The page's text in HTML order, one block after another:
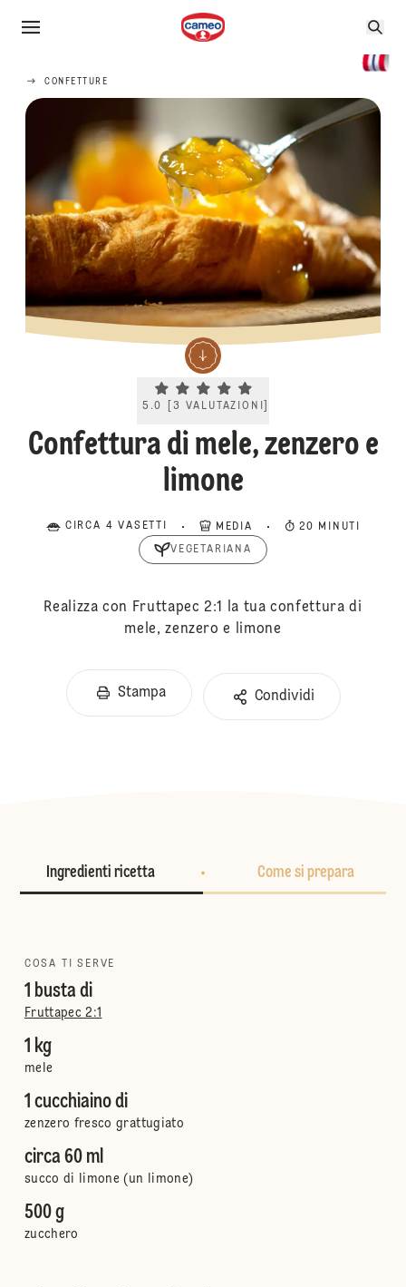
CONFETTURE
Current rating 5.0. Click to rate.
5.0 3 VALUTAZIONI
Confettura di mele, zenzero e
limone
CIRCA 4 VASETTI MEDIA 20 MINUTI
VEGETARIANA
Realizza con Fruttapec 2:1 la tua confettura di
mele, zenzero e limone
Stampa Condividi
Ingredienti ricetta Come si prepara
COSA TI SERVE
1 busta di
Fruttapec 2:1
1 kg
mele
1 cucchiaino di
zenzero fresco grattugiato
circa 60 ml
succo di limone (un limone)
500 g
zucchero